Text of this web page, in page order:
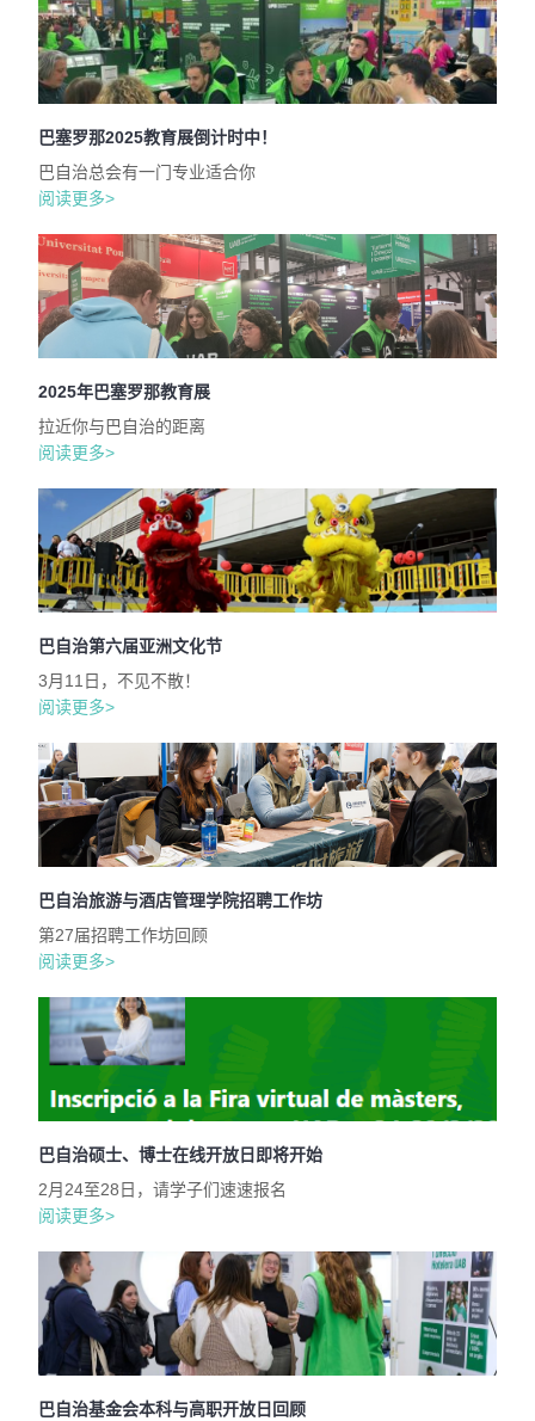
巴塞罗那2025教育展倒计时中！
巴自治总会有一门专业适合你
阅读更多>
2025年巴塞罗那教育展
拉近你与巴自治的距离
阅读更多>
巴自治第六届亚洲文化节
3月11日，不见不散！
阅读更多>
巴自治旅游与酒店管理学院招聘工作坊
第27届招聘工作坊回顾
阅读更多>
巴自治硕士、博士在线开放日即将开始
2月24至28日，请学子们速速报名
阅读更多>
巴自治基金会本科与高职开放日回顾